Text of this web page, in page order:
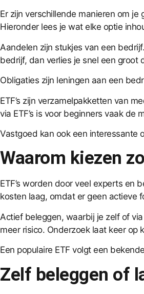
Er zijn verschillende manieren om
Hieronder lees je wat elke optie
Aandelen zijn stukjes van een
bedrijf, dan verlies je snel een groot
Obligaties zijn leningen aan een
ETF’s zijn verzamelpakketten van
via ETF’s is voor beginners vaak de
Vastgoed kan ook een interessante
Waarom kiezen
ETF’s worden door veel experts en
kosten laag, omdat er geen actieve
Actief beleggen, waarbij je zelf of
meer risico. Onderzoek laat keer
Een populaire ETF volgt een
Zelf beleggen of